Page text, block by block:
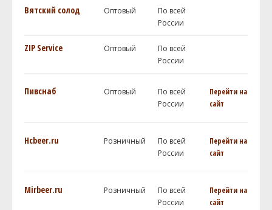
Вятский солод Оптовый
По всей
России
ZIP Service Оптовый
По всей
России
Пивснаб Оптовый
По всей
России
Перейти на
сайт
Hcbeer.ru Розничный
По всей
России
Перейти на
сайт
Mirbeer.ru Розничный
По всей
России
Перейти на
сайт